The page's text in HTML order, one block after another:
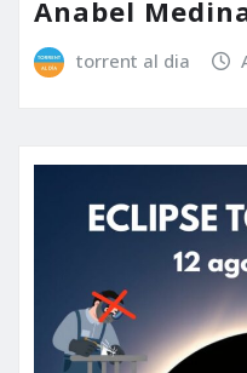
Anabel
torrent al dia